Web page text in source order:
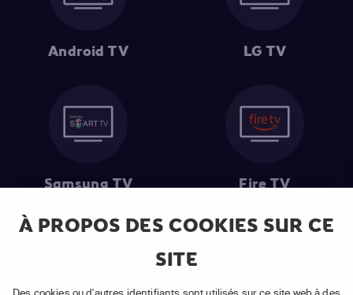
À PROPOS DES COOKIES SUR CE
SITE
Android TV LG TV
Samsung TV Fire TV
souscription à un abonnement APP TV Basic.